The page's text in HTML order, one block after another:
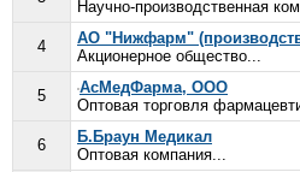
Научно-производственная
4
АО "Нижфарм"
Акционерное общество...
5
АсМедФарма, ООО
Оптовая торговля
6
Б.Браун Медикал
Оптовая компания...